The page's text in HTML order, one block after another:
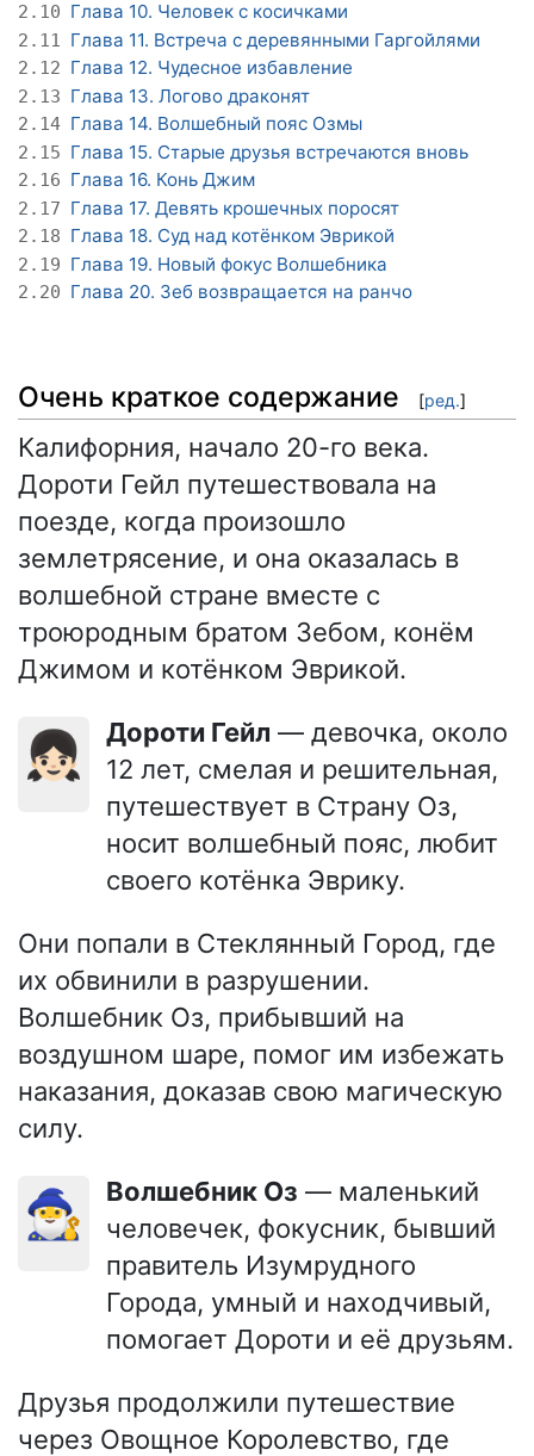
2.10 Глава 10. Человек с косичками
2.11 Глава 11. Встреча с деревянными Гаргойлями
2.12 Глава 12. Чудесное избавление
2.13 Глава 13. Логово драконят
2.14 Глава 14. Волшебный пояс Озмы
2.15 Глава 15. Старые друзья встречаются вновь
2.16 Глава 16. Конь Джим
2.17 Глава 17. Девять крошечных поросят
2.18 Глава 18. Суд над котёнком Эврикой
2.19 Глава 19. Новый фокус Волшебника
2.20 Глава 20. Зеб возвращается на ранчо
Очень краткое содержание [ред.]
Калифорния, начало 20-го века.
Дороти Гейл путешествовала на
поезде, когда произошло
землетрясение, и она оказалась в
волшебной стране вместе с
троюродным братом Зебом, конём
Джимом и котёнком Эврикой.
👧🏻 Дороти Гейл — девочка, около
12 лет, смелая и решительная,
путешествует в Страну Оз,
носит волшебный пояс, любит
своего котёнка Эврику.
Они попали в Стеклянный Город, где
их обвинили в разрушении.
Волшебник Оз, прибывший на
воздушном шаре, помог им избежать
наказания, доказав свою магическую
силу.
🧙‍♂️ Волшебник Оз — маленький
человечек, фокусник, бывший
правитель Изумрудного
Города, умный и находчивый,
помогает Дороти и её друзьям.
Друзья продолжили путешествие
через Овощное Королевство, где